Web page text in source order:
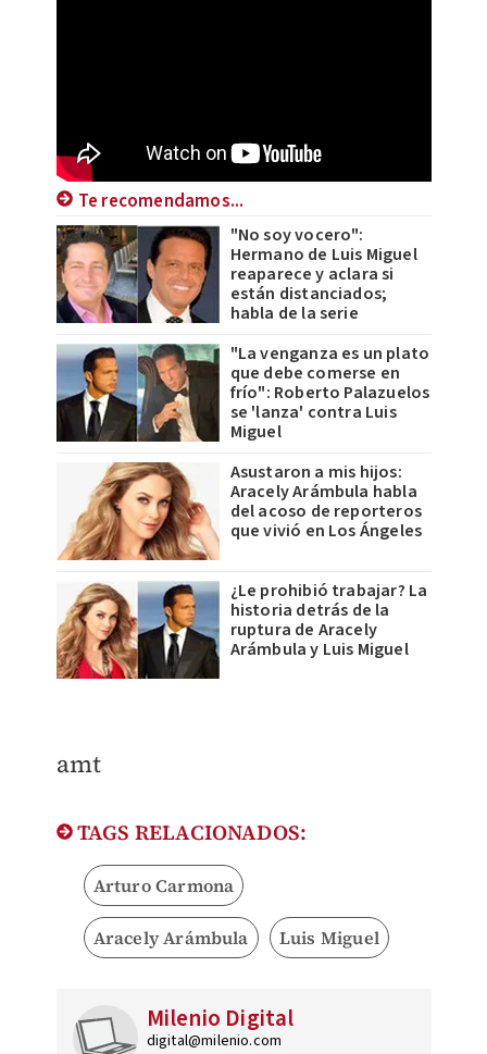
Te recomendamos...
"No soy vocero":
Hermano de Luis Miguel
reaparece y aclara si
están distanciados;
habla de la serie
"La venganza es un plato
que debe comerse en
frío": Roberto Palazuelos
se 'lanza' contra Luis
Miguel
Asustaron a mis hijos:
Aracely Arámbula habla
del acoso de reporteros
que vivió en Los Ángeles
¿Le prohibió trabajar? La
historia detrás de la
ruptura de Aracely
Arámbula y Luis Miguel
amt
TAGS RELACIONADOS:
Arturo Carmona
Aracely Arámbula Luis Miguel
Milenio Digital
digital@milenio.com